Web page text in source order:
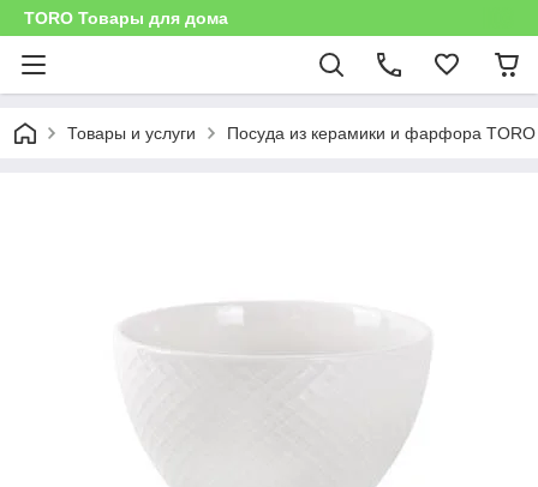
TORO Товары для дома
Товары и услуги Посуда из керамики и фарфора TORO